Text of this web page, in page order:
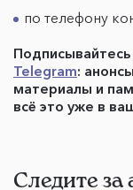
по телефону
Telegram:
материалы и
всё это уже в
Следите